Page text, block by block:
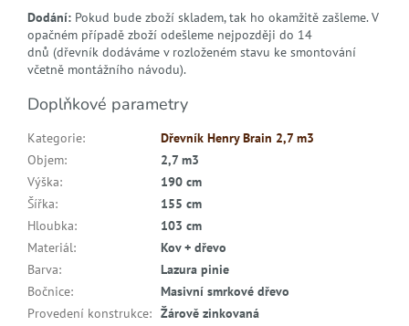
Dodání: Pokud bude zboží skladem, tak ho okamžitě zašleme. V
opačném případě zboží odešleme nejpozději do 14
dnů (dřevník dodáváme v rozloženém stavu ke smontování
včetně montážního návodu).
Doplňkové parametry
Kategorie:
Dřevník Henry Brain 2,7 m3
Objem:
2,7 m3
Výška:
190 cm
Šířka:
155 cm
Hloubka:
103 cm
Materiál:
Kov + dřevo
Barva:
Lazura pinie
Bočnice:
Masivní smrkové dřevo
Provedení konstrukce: Žárově zinkovaná